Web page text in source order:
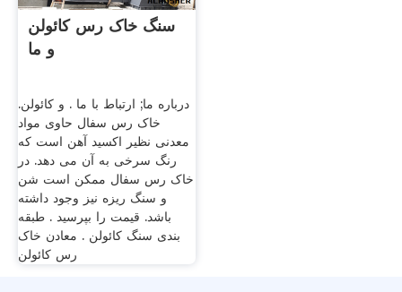
سنگ خاک رس کائولن
و ما
درباره ما; ارتباط با ما . و کائولن.
خاک رس سفال حاوی مواد
معدنی نظیر اکسید آهن است که
رنگ سرخی به آن می دهد. در
خاک رس سفال ممکن است شن
و سنگ ریزه نیز وجود داشته
باشد. قیمت را بپرسید . طبقه
بندی سنگ کائولن . معادن خاک
رس کائولن